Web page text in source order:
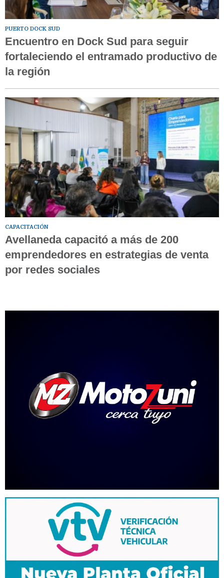
PUERTO DOCK SUD
Encuentro en Dock Sud para seguir
fortaleciendo el entramado productivo de
la región
CAPACITACIÓN
Avellaneda capacitó a más de 200
emprendedores en estrategias de venta
por redes sociales